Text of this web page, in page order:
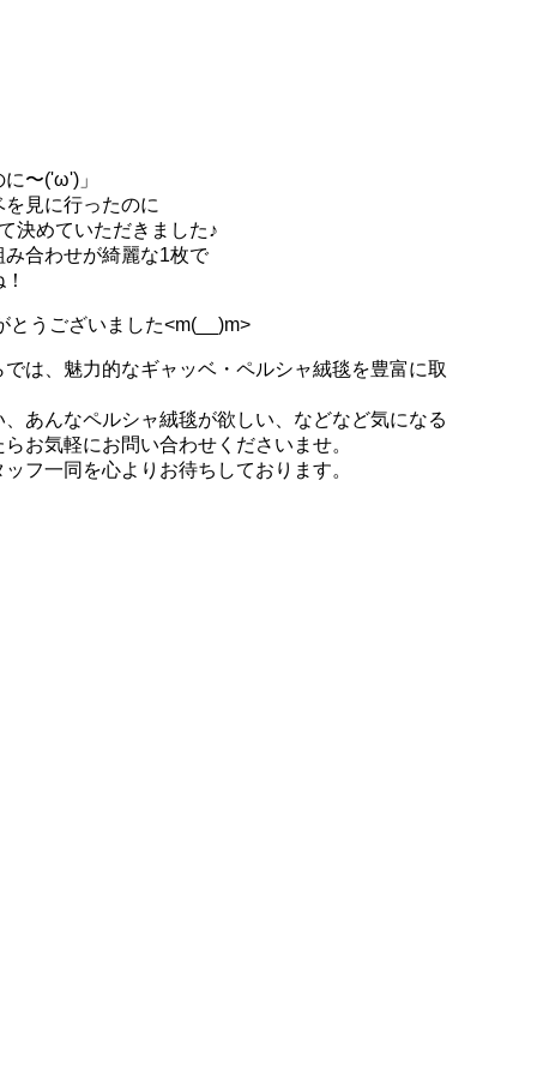
〜('ω')」
見に行ったのに
決めていただきました♪
合わせが綺麗な1枚で
とうございました<m(__)m>
は、魅力的なギャッベ・ペルシャ絨毯を豊富に取
あんなペルシャ絨毯が欲しい、などなど気になる
お気軽にお問い合わせくださいませ。
フ一同を心よりお待ちしております。